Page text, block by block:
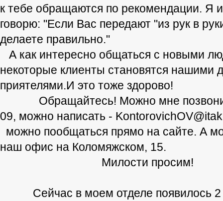
к тебе обращаются по рекомендации. Я
говорю: "Если Вас передают "из рук в
делаете правильно."
А как интересно общаться с новыми
некоторые клиенты становятся нашими
приятелями.И это тоже здорово!
Обращайтесь! Можно мне
09, можно написать -
можно пообщаться прямо на сайте. А
наш офис на Коломяжском, 15.
Милости просим!
Сейчас в моем отделе появилось 2